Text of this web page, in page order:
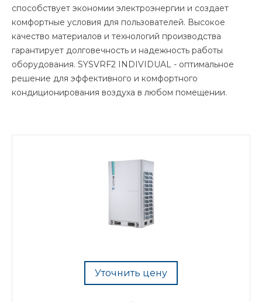
способствует экономии электроэнергии и создает
комфортные условия для пользователей. Высокое
качество материалов и технологий производства
гарантирует долговечность и надежность работы
оборудования. SYSVRF2 INDIVIDUAL - оптимальное
решение для эффективного и комфортного
кондиционирования воздуха в любом помещении.
Уточнить цену